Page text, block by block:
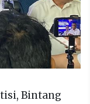
Bintang